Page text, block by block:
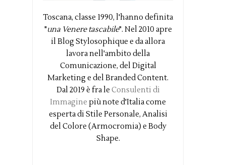
Toscana, classe 1990, l'hanno definita
"una Venere tascabile". Nel 2010 apre
il Blog Stylosophique e da allora
lavora nell'ambito della
Comunicazione, del Digital
Marketing e del Branded Content.
Dal 2019 è fra le Consulenti di
Immagine più note d'Italia come
esperta di Stile Personale, Analisi
del Colore (Armocromia) e Body
Shape.